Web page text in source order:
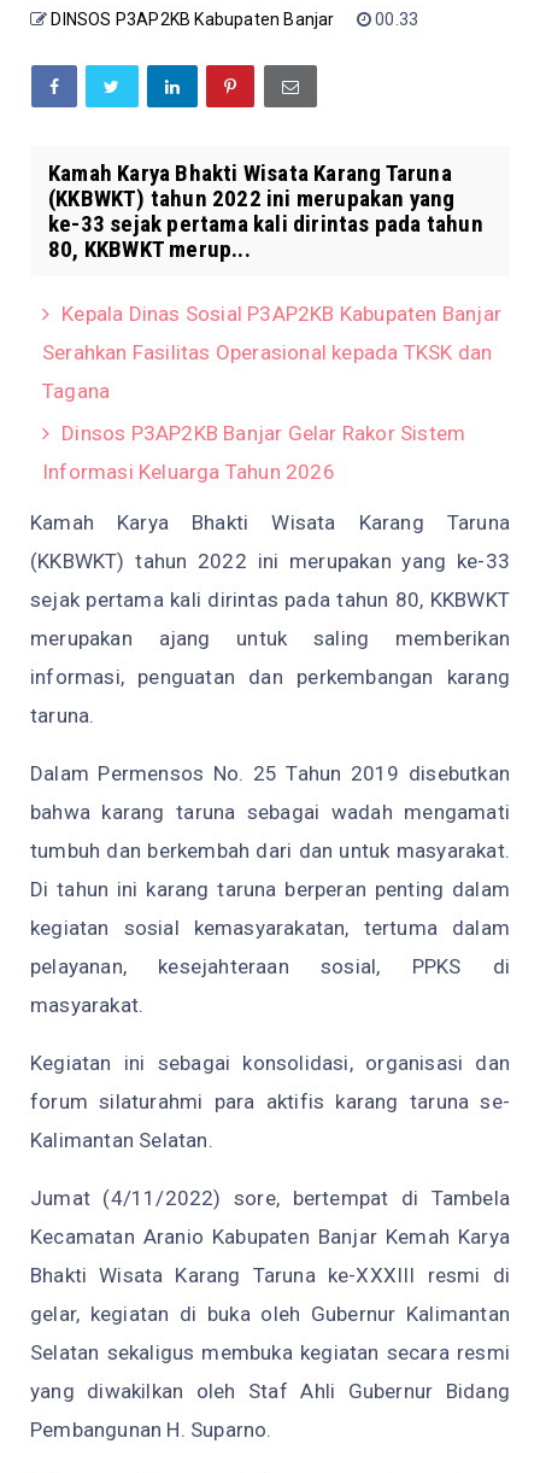
DINSOS P3AP2KB Kabupaten Banjar 00.33
Kamah Karya Bhakti Wisata Karang Taruna
(KKBWKT) tahun 2022 ini merupakan yang
ke-33 sejak pertama kali dirintas pada tahun
80, KKBWKT merup...
Kepala Dinas Sosial P3AP2KB Kabupaten Banjar
Serahkan Fasilitas Operasional kepada TKSK dan
Tagana
Dinsos P3AP2KB Banjar Gelar Rakor Sistem
Informasi Keluarga Tahun 2026
Kamah Karya Bhakti Wisata Karang Taruna
(KKBWKT) tahun 2022 ini merupakan yang ke-33
sejak pertama kali dirintas pada tahun 80, KKBWKT
merupakan ajang untuk saling memberikan
informasi, penguatan dan perkembangan karang
taruna.
Dalam Permensos No. 25 Tahun 2019 disebutkan
bahwa karang taruna sebagai wadah mengamati
tumbuh dan berkembah dari dan untuk masyarakat.
Di tahun ini karang taruna berperan penting dalam
kegiatan sosial kemasyarakatan, tertuma dalam
pelayanan, kesejahteraan sosial, PPKS di
masyarakat.
Kegiatan ini sebagai konsolidasi, organisasi dan
forum silaturahmi para aktifis karang taruna se-
Kalimantan Selatan.
Jumat (4/11/2022) sore, bertempat di Tambela
Kecamatan Aranio Kabupaten Banjar Kemah Karya
Bhakti Wisata Karang Taruna ke-XXXIII resmi di
gelar, kegiatan di buka oleh Gubernur Kalimantan
Selatan sekaligus membuka kegiatan secara resmi
yang diwakilkan oleh Staf Ahli Gubernur Bidang
Pembangunan H. Suparno.